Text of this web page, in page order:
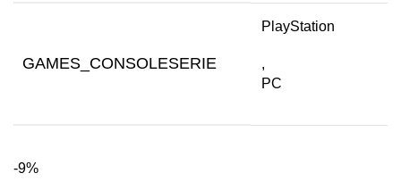
GAMES_CONSOLESERIE
PlayStation
,
PC
-9%